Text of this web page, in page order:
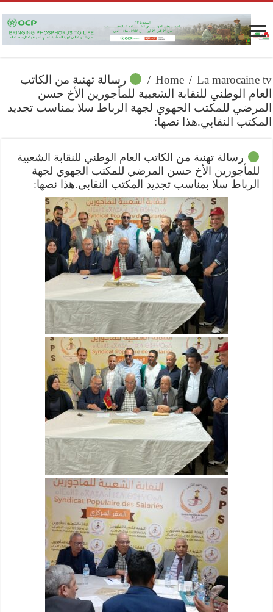
Home / La marocaine tv
/
رسالة تهنىة من الكاتب
العام الوطني للنقابة الشعبية للمأجورين الأخ حسن
المرضي للمكتب الجهوي لجهة الرباط سلا بمناسب تجديد
المكتب النقابي.هذا نصها:
رسالة تهنىة من الكاتب العام الوطني للنقابة الشعبية
للمأجورين الأخ حسن المرضي للمكتب الجهوي لجهة
الرباط سلا بمناسب تجديد المكتب النقابي.هذا نصها: